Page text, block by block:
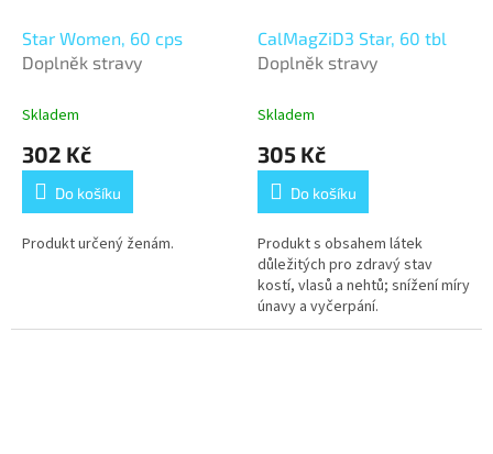
Star Women, 60 cps
Doplněk stravy
Skladem
302 Kč
Do košíku
Produkt určený ženám.
CalMagZiD3 Star, 60 tbl
Doplněk stravy
Skladem
305 Kč
Do košíku
Produkt s obsahem látek
důležitých pro zdravý stav
kostí, vlasů a nehtů; snížení míry
únavy a vyčerpání.